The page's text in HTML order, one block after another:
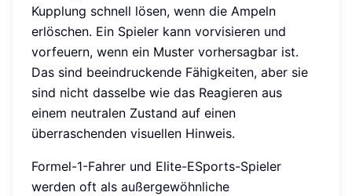
Kupplung schnell lösen, wenn die Ampeln
erlöschen. Ein Spieler kann vorvisieren und
vorfeuern, wenn ein Muster vorhersagbar ist.
Das sind beeindruckende Fähigkeiten, aber sie
sind nicht dasselbe wie das Reagieren aus
einem neutralen Zustand auf einen
überraschenden visuellen Hinweis.
Formel-1-Fahrer und Elite-ESports-Spieler
werden oft als außergewöhnliche